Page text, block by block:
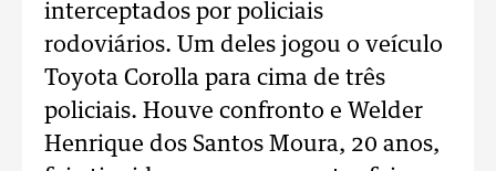
interceptados por policiais
rodoviários. Um deles jogou o veículo
Toyota Corolla para cima de três
policiais. Houve confronto e Welder
Henrique dos Santos Moura, 20 anos,